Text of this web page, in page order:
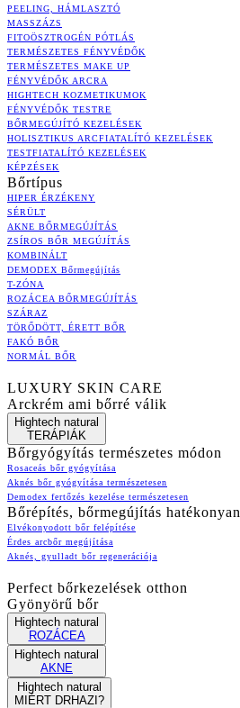
PEELING, HÁMLASZTÓ
MASSZÁZS
FITOÖSZTROGÉN PÓTLÁS
TERMÉSZETES FÉNYVÉDŐK
TERMÉSZETES MAKE UP
FÉNYVÉDŐK ARCRA
HIGHTECH KOZMETIKUMOK
FÉNYVÉDŐK TESTRE
BŐRMEGÚJÍTÓ KEZELÉSEK
HOLISZTIKUS ARCFIATALÍTÓ KEZELÉSEK
TESTFIATALÍTÓ KEZELÉSEK
KÉPZÉSEK
Bőrtípus
HIPER ÉRZÉKENY
SÉRÜLT
AKNE BŐRMEGÚJÍTÁS
ZSÍROS BŐR MEGÚJÍTÁS
KOMBINÁLT
DEMODEX Bőrmegújítás
T-ZÓNA
ROZÁCEA BŐRMEGÚJÍTÁS
SZÁRAZ
TÖRŐDÖTT, ÉRETT BŐR
FAKÓ BŐR
NORMÁL BŐR
LUXURY SKIN CARE
Arckrém ami bőrré válik
Hightech natural
TERÁPIÁK
Bőrgyógyítás természetes módon
Rosaceás bőr gyógyítása
Aknés bőr gyógyítása természetesen
Demodex fertőzés kezelése természetesen
Bőrépítés, bőrmegújítás hatékonyan
Elvékonyodott bőr felépítése
Érdes arcbőr megújítása
Aknés, gyulladt bőr regenerációja
Perfect bőrkezelések otthon
Gyönyörű bőr
Hightech natural
ROZÁCEA
Hightech natural
AKNE
Hightech natural
MIÉRT DRHAZI?